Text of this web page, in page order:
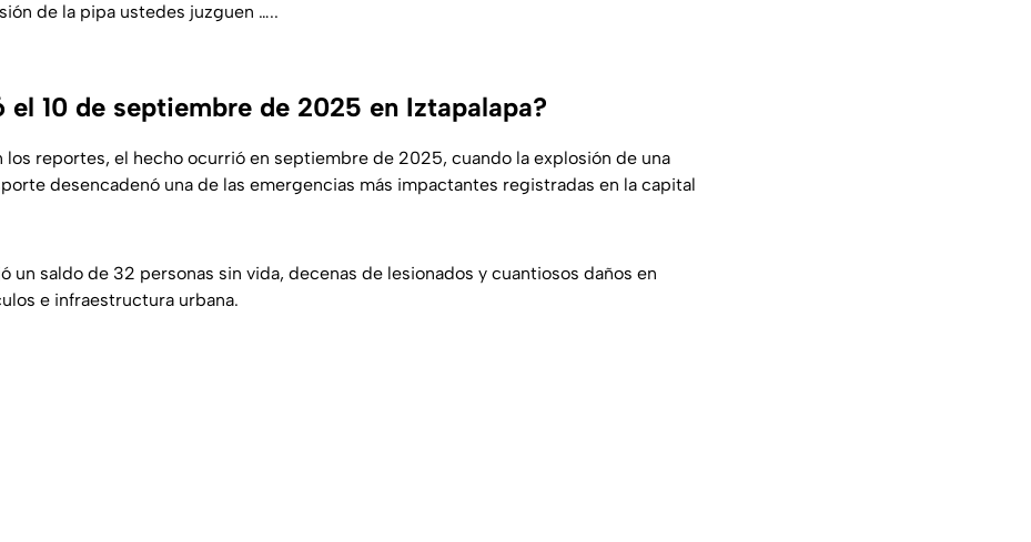
de la pipa ustedes juzguen …..
el 10 de septiembre de 2025 en Iztapalapa?
los reportes, el hecho ocurrió en septiembre de 2025, cuando la explosión de una
desencadenó una de las emergencias más impactantes registradas en la capital
un saldo de 32 personas sin vida, decenas de lesionados y cuantiosos daños en
e infraestructura urbana.